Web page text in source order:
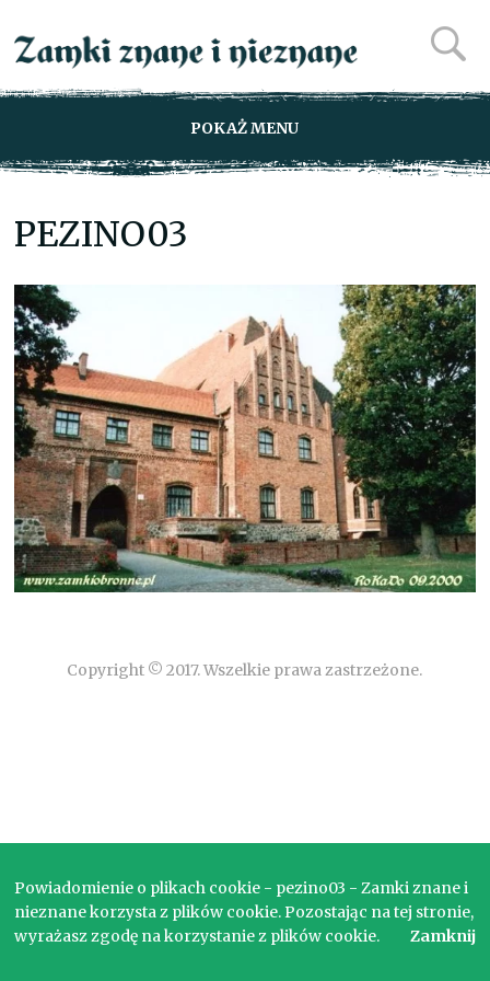
POKAŻ MENU
PEZINO03
Copyright © 2017. Wszelkie prawa zastrzeżone.
Powiadomienie o plikach cookie - pezino03 - Zamki znane i
nieznane korzysta z plików cookie. Pozostając na tej stronie,
wyrażasz zgodę na korzystanie z plików cookie.
Zamknij